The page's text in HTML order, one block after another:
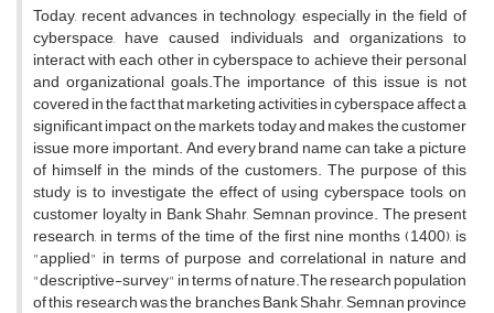
Today, recent advances in technology, especially in the field of
cyberspace, have caused individuals and organizations to
interact with each other in cyberspace to achieve their personal
and organizational goals.The importance of this issue is not
covered in the fact that marketing activities in cyberspace affect a
significant impact on the markets today and makes the customer
issue more important. And every brand name can take a picture
of himself in the minds of the customers. The purpose of this
study is to investigate the effect of using cyberspace tools on
customer loyalty in Bank Shahr, Semnan province. The present
research, in terms of the time of the first nine months (1400), is
"applied" in terms of purpose and correlational in nature and
"descriptive-survey" in terms of nature.The research population
of this research was the branches Bank Shahr, Semnan province